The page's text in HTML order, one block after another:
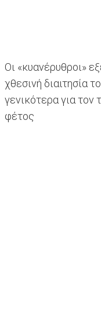
Οι «κυανέρυθροι»
χθεσινή διαιτησία
γενικότερα για τον
φέτος